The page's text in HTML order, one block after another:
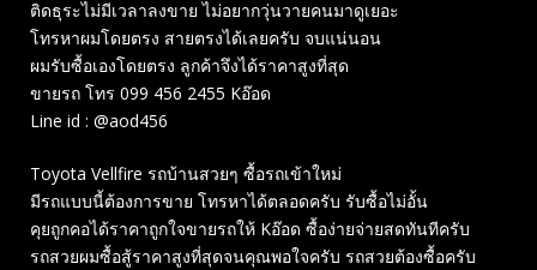
ติดธุระไม่มีเวลาลงขาย ไม่อยากวุ่นวายคนมาดูเยอะ
โทรหาผมโดยตรง สายตรงได้เลยครับ จบแน่นอน
ผมรับซื้อเองโดยตรง ลูกค้าจึงได้ราคาสูงที่สุด
ขายรถ โทร 099 456 2455 Kอ๊อด
Line id : @aod456
Toyota Vellfire รถบ้านสวยๆ ซื้อรถเข้าใหม่
มีรถแบบนี้ต้องการขาย โทรหาได้ตลอดครับ รับซื้อไม่อั้น
คุยถูกคอได้ราคาถูกใจขายรถให้ Kอ๊อด ซื้อง่ายจ่ายสดทันทีครับ
รถสวยผมซื้อสู้ราคาสูงที่สุดจนคุณพอใจครับ รถสวยต้องซื้อครับ